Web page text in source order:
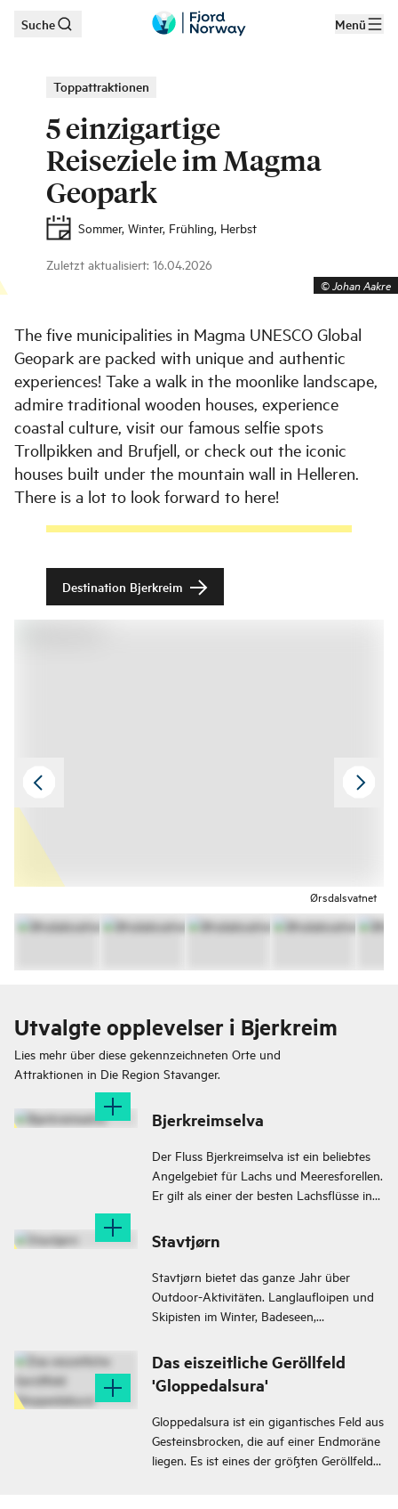
Zum Hauptinhalt
Suche Menü
Toppattraktionen
5 einzigartige
Reiseziele im Magma
Geopark
Sommer, Winter, Frühling, Herbst
Zuletzt aktualisiert: 16.04.2026
©Johan Aakre
The five municipalities in Magma UNESCO Global
Geopark are packed with unique and authentic
experiences! Take a walk in the moonlike landscape,
admire traditional wooden houses, experience
coastal culture, visit our famous selfie spots
Trollpikken and Brufjell, or check out the iconic
houses built under the mountain wall in Helleren.
There is a lot to look forward to here!
Destination Bjerkreim
Ørsdalsvatnet
Utvalgte opplevelser i Bjerkreim
Lies mehr über diese gekennzeichneten Orte und
Attraktionen in Die Region Stavanger.
Bjerkreimselva
Der Fluss Bjerkreimselva ist ein beliebtes
Angelgebiet für Lachs und Meeresforellen.
Er gilt als einer der besten Lachsflüsse in
schon über 7000 Lachse im Fluss
gefangen.
Stavtjørn
Stavtjørn bietet das ganze Jahr über
Outdoor-Aktivitäten. Langlaufloipen und
Skipisten im Winter, Badeseen,
Gipfelwanderungen sowie kurze und
Sommer.
Das eiszeitliche Geröllfeld
'Gloppedalsura'
Gloppedalsura ist ein gigantisches Feld aus
Gesteinsbrocken, die auf einer Endmoräne
liegen. Es ist eines der größten Geröllfelder